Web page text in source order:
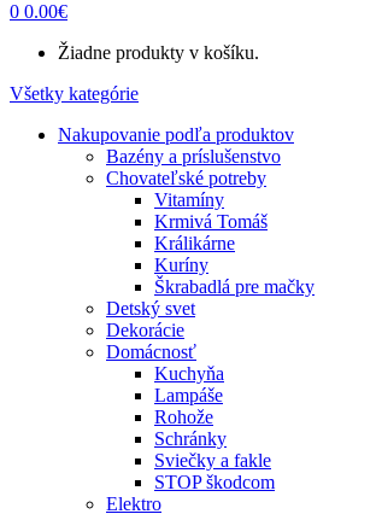
0 0.00€
Žiadne produkty v košíku.
Všetky kategórie
Nakupovanie podľa produktov
Bazény a príslušenstvo
Chovateľské potreby
Vitamíny
Krmivá Tomáš
Králikárne
Kuríny
Škrabadlá pre mačky
Detský svet
Dekorácie
Domácnosť
Kuchyňa
Lampáše
Rohože
Schránky
Sviečky a fakle
STOP škodcom
Elektro